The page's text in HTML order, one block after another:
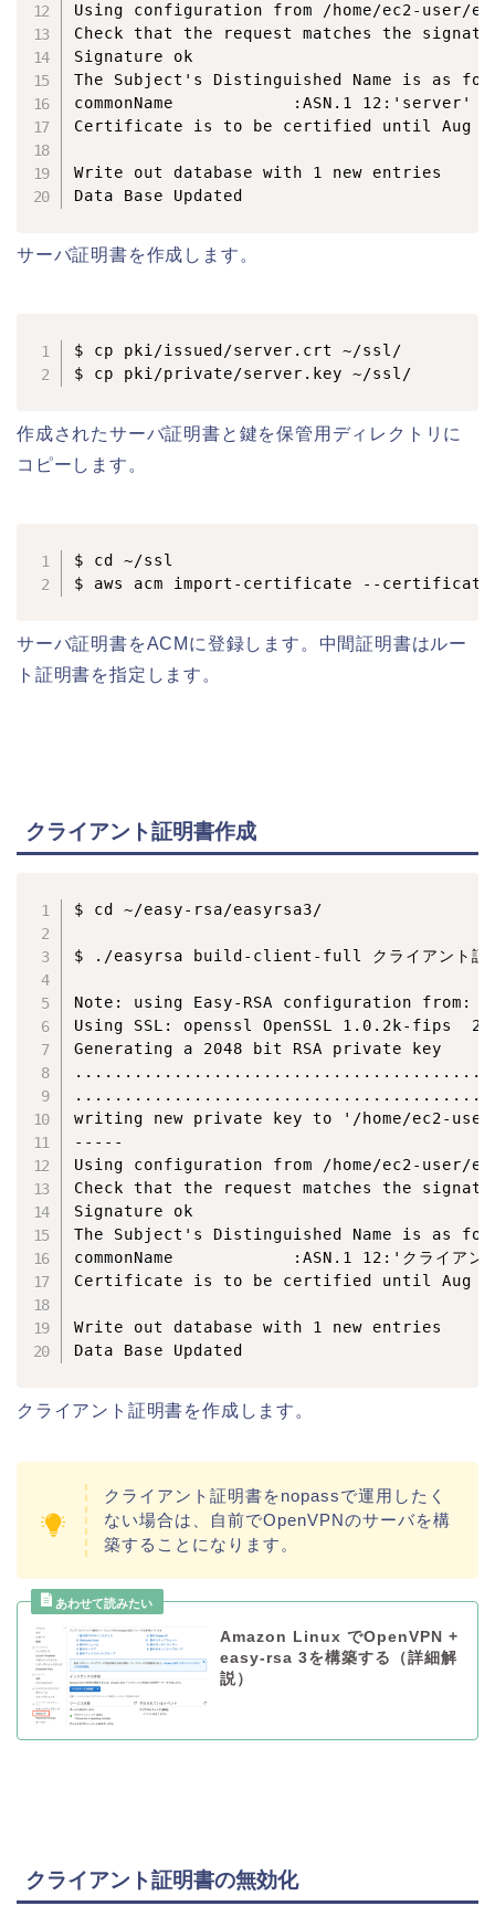
Using configuration from /home/ec2-user/
Check that the request matches the
Signature ok
The Subject's Distinguished Name is as
commonName            :ASN.1 12:'server'
Certificate is to be certified until Aug  9
Write out database with 1 new entries
サーバ証明書を作成します。
$ cp pki/issued/server.crt ~/ssl/
$ cp pki/private/server.key ~/ssl/
作成されたサーバ証明書と鍵を保管用ディレクトリに
コピーします。
$ cd ~/ssl
サーバ証明書をACMに登録します。中間証明書はルー
ト証明書を指定します。
クライアント証明書作成
$ cd ~/easy-rsa/easyrsa3/
$ ./easyrsa build-client-full クライアント証
Note: using Easy-RSA configuration from: /
Using SSL: openssl OpenSSL 1.0.2k-fips  26
Generating a 2048 bit RSA private key
writing new private key to '/home/ec2-
-----
Using configuration from /home/ec2-user/
Check that the request matches the
Signature ok
The Subject's Distinguished Name is as
commonName            :ASN.1 12:'クライアン
Certificate is to be certified until Aug  9
Write out database with 1 new entries
Data Base Updated
クライアント証明書を作成します。
クライアント証明書をnopassで運用したく
ない場合は、自前でOpenVPNのサーバを構
築することになります。
Amazon Linux でOpenVPN +
easy-rsa 3を構築する（詳細解
説）
クライアント証明書の無効化